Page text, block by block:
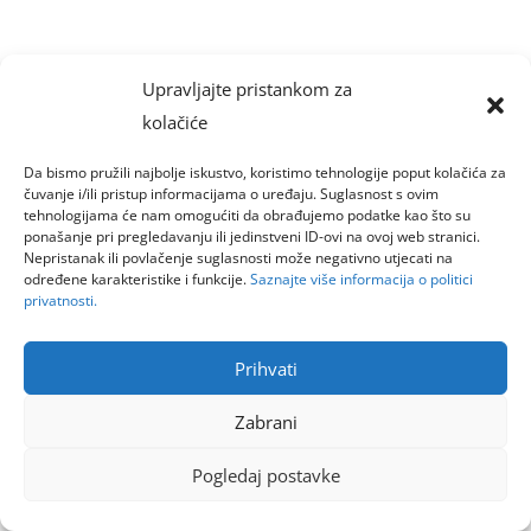
Upravljajte pristankom za
kolačiće
Da bismo pružili najbolje iskustvo, koristimo tehnologije poput kolačića za
čuvanje i/ili pristup informacijama o uređaju. Suglasnost s ovim
tehnologijama će nam omogućiti da obrađujemo podatke kao što su
ponašanje pri pregledavanju ili jedinstveni ID-ovi na ovoj web stranici.
Nepristanak ili povlačenje suglasnosti može negativno utjecati na
određene karakteristike i funkcije.Saznajte više informacija o politici
privatnosti.
Prihvati
Zabrani
Pogledaj postavke